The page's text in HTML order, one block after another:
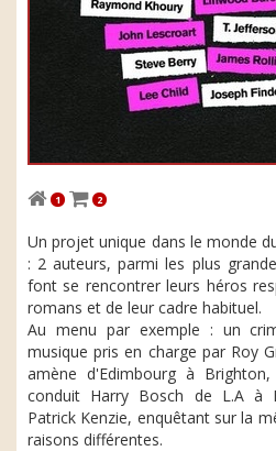
1 2
Un projet unique dans le monde
: 2 auteurs, parmi les plus
font se rencontrer leurs héros
romans et de leur cadre habituel.
Au menu par exemple : un
musique pris en charge par Roy
amène d'Edimbourg à
conduit Harry Bosch de L.A à
Patrick Kenzie, enquêtant sur la
raisons différentes.